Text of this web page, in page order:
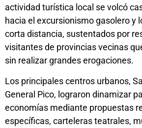
actividad turística local se volcó
hacia el excursionismo gasolero y
corta distancia, sustentados por
visitantes de provincias vecinas
sin realizar grandes erogaciones.
Los principales centros urbanos,
General Pico, lograron dinamizar
economías mediante propuestas
específicas, carteleras teatrales,